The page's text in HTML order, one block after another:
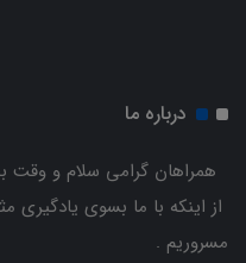
درباره ما
همراهان گرامی سلام و وقت
از اینکه با ما بسوی
مسروریم .